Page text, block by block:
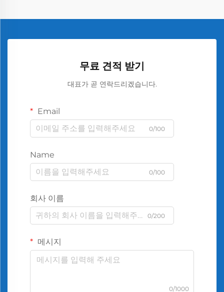
무료 견적 받기
대표가 곧 연락드리겠습니다.
Email
0/100
Name
0/100
회사 이름
0/200
메시지
0/1000